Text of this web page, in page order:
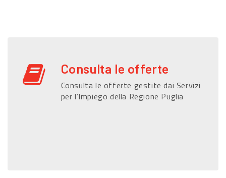
Consulta le offerte
Consulta le offerte gestite dai Servizi
per l’Impiego della Regione Puglia